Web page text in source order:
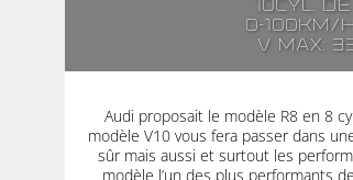
10cyl.
0-100km/
V max:
Audi proposait le modèle R8 en 8
modèle V10 vous fera passer dans
sûr mais aussi et surtout les
modèle l’un des plus performants